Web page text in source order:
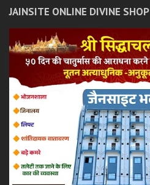
JAINSITE ONLINE DIVINE SHOP